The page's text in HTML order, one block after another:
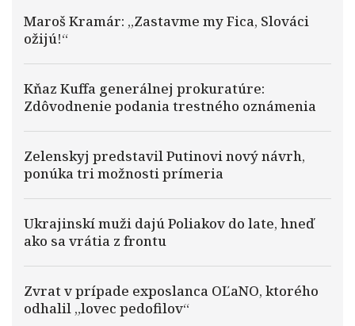
Maroš Kramár: „Zastavme my Fica, Slováci
ožijú!“
Kňaz Kuffa generálnej prokuratúre:
Zdôvodnenie podania trestného oznámenia
Zelenskyj predstavil Putinovi nový návrh,
ponúka tri možnosti prímeria
Ukrajinskí muži dajú Poliakov do late, hneď
ako sa vrátia z frontu
Zvrat v prípade exposlanca OĽaNO, ktorého
odhalil „lovec pedofilov“